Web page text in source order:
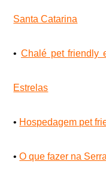
Santa Catarina
• Chalé pet friendly
Estrelas
• Hospedagem pet
•O que fazer na